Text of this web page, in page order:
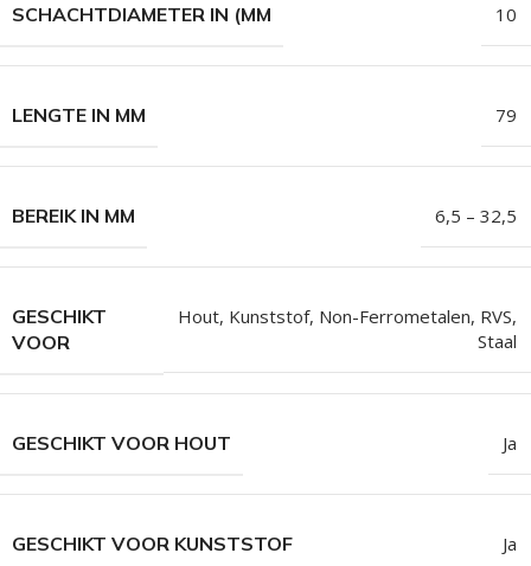
SCHACHTDIAMETER IN (MM 10
LENGTE IN MM 79
BEREIK IN MM 6,5 – 32,5
GESCHIKT
VOOR
Hout, Kunststof, Non-Ferrometalen, RVS,
Staal
GESCHIKT VOOR HOUT Ja
GESCHIKT VOOR KUNSTSTOF Ja